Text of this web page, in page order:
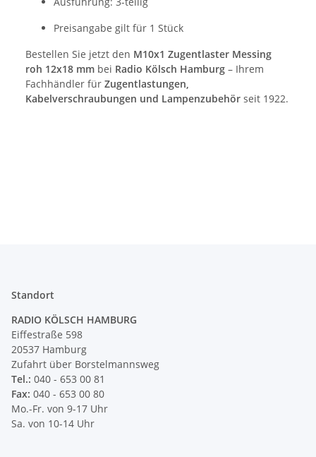
Preisangabe gilt für 1 Stück
Bestellen Sie jetzt den M10x1 Zugentlaster Messing
roh 12x18 mm bei Radio Kölsch Hamburg – Ihrem
Fachhändler für Zugentlastungen,
Kabelverschraubungen und Lampenzubehör seit 1922.
Standort
RADIO KÖLSCH HAMBURG
Eiffestraße 598
20537 Hamburg
Zufahrt über Borstelmannsweg
Tel.: 040 - 653 00 81
Fax: 040 - 653 00 80
Mo.-Fr. von 9-17 Uhr
Sa. von 10-14 Uhr